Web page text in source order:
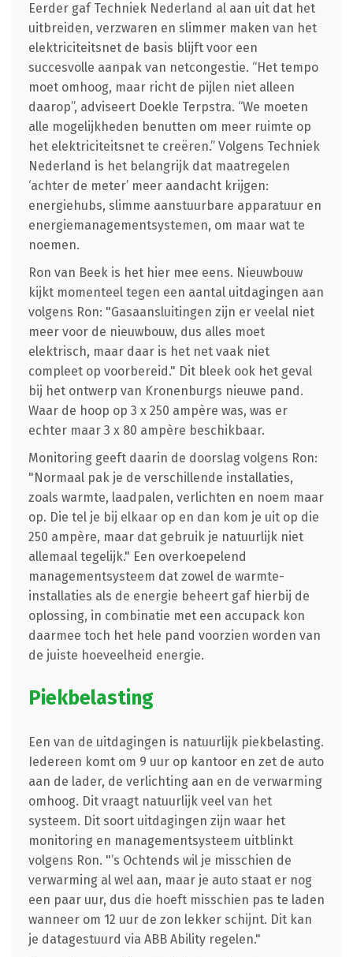
Eerder gaf Techniek Nederland al aan uit dat het
uitbreiden, verzwaren en slimmer maken van het
elektriciteitsnet de basis blijft voor een
succesvolle aanpak van netcongestie. “Het tempo
moet omhoog, maar richt de pijlen niet alleen
daarop”, adviseert Doekle Terpstra. “We moeten
alle mogelijkheden benutten om meer ruimte op
het elektriciteitsnet te creëren.” Volgens Techniek
Nederland is het belangrijk dat maatregelen
‘achter de meter’ meer aandacht krijgen:
energiehubs, slimme aanstuurbare apparatuur en
energiemanagementsystemen, om maar wat te
noemen.
Ron van Beek is het hier mee eens. Nieuwbouw
kijkt momenteel tegen een aantal uitdagingen aan
volgens Ron: "Gasaansluitingen zijn er veelal niet
meer voor de nieuwbouw, dus alles moet
elektrisch, maar daar is het net vaak niet
compleet op voorbereid." Dit bleek ook het geval
bij het ontwerp van Kronenburgs nieuwe pand.
Waar de hoop op 3 x 250 ampère was, was er
echter maar 3 x 80 ampère beschikbaar.
Monitoring geeft daarin de doorslag volgens Ron:
"Normaal pak je de verschillende installaties,
zoals warmte, laadpalen, verlichten en noem maar
op. Die tel je bij elkaar op en dan kom je uit op die
250 ampère, maar dat gebruik je natuurlijk niet
allemaal tegelijk." Een overkoepelend
managementsysteem dat zowel de warmte-
installaties als de energie beheert gaf hierbij de
oplossing, in combinatie met een accupack kon
daarmee toch het hele pand voorzien worden van
de juiste hoeveelheid energie.
Piekbelasting
Een van de uitdagingen is natuurlijk piekbelasting.
Iedereen komt om 9 uur op kantoor en zet de auto
aan de lader, de verlichting aan en de verwarming
omhoog. Dit vraagt natuurlijk veel van het
systeem. Dit soort uitdagingen zijn waar het
monitoring en managementsysteem uitblinkt
volgens Ron. "’s Ochtends wil je misschien de
verwarming al wel aan, maar je auto staat er nog
een paar uur, dus die hoeft misschien pas te laden
wanneer om 12 uur de zon lekker schijnt. Dit kan
je datagestuurd via ABB Ability regelen."